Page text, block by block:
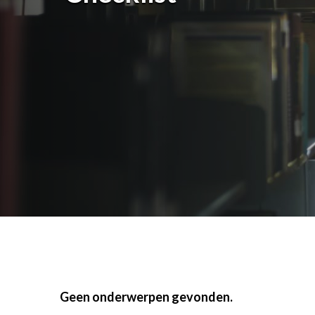
Sociale
Wet- & regelgeving
Geen onderwerpen gevonden.